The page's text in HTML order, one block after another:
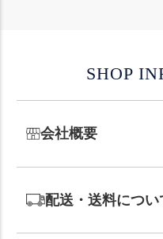
SHOP
会社概要
配送・送料につい